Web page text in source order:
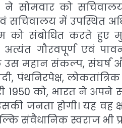
ने सोमवार को
सचिवालय में उपस्थित
को संबोधित करते
गौरवपूर्ण एवं
उस महान संकल्प, संघर्ष
पंथनिरपेक्ष,
1950 को, भारत ने अपने
जनता होगी। यह
संवैधानिक स्वराज भी